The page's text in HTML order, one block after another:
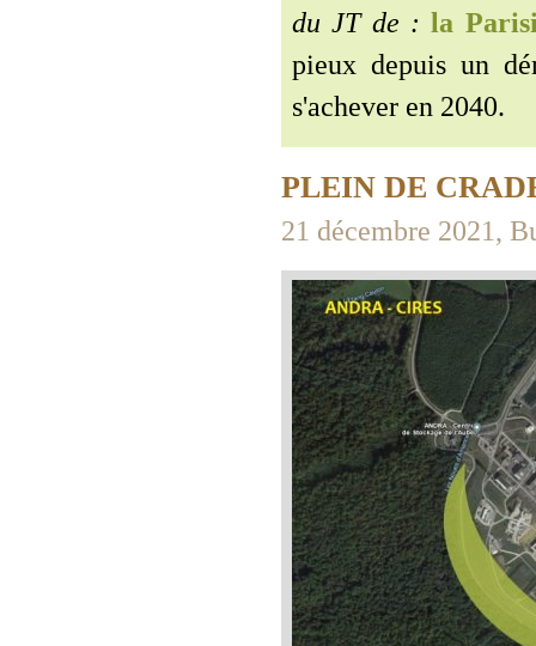
du JT de : la
pieux depuis un
s'achever en 2040.
PLEIN DE
21 décembre 2021,